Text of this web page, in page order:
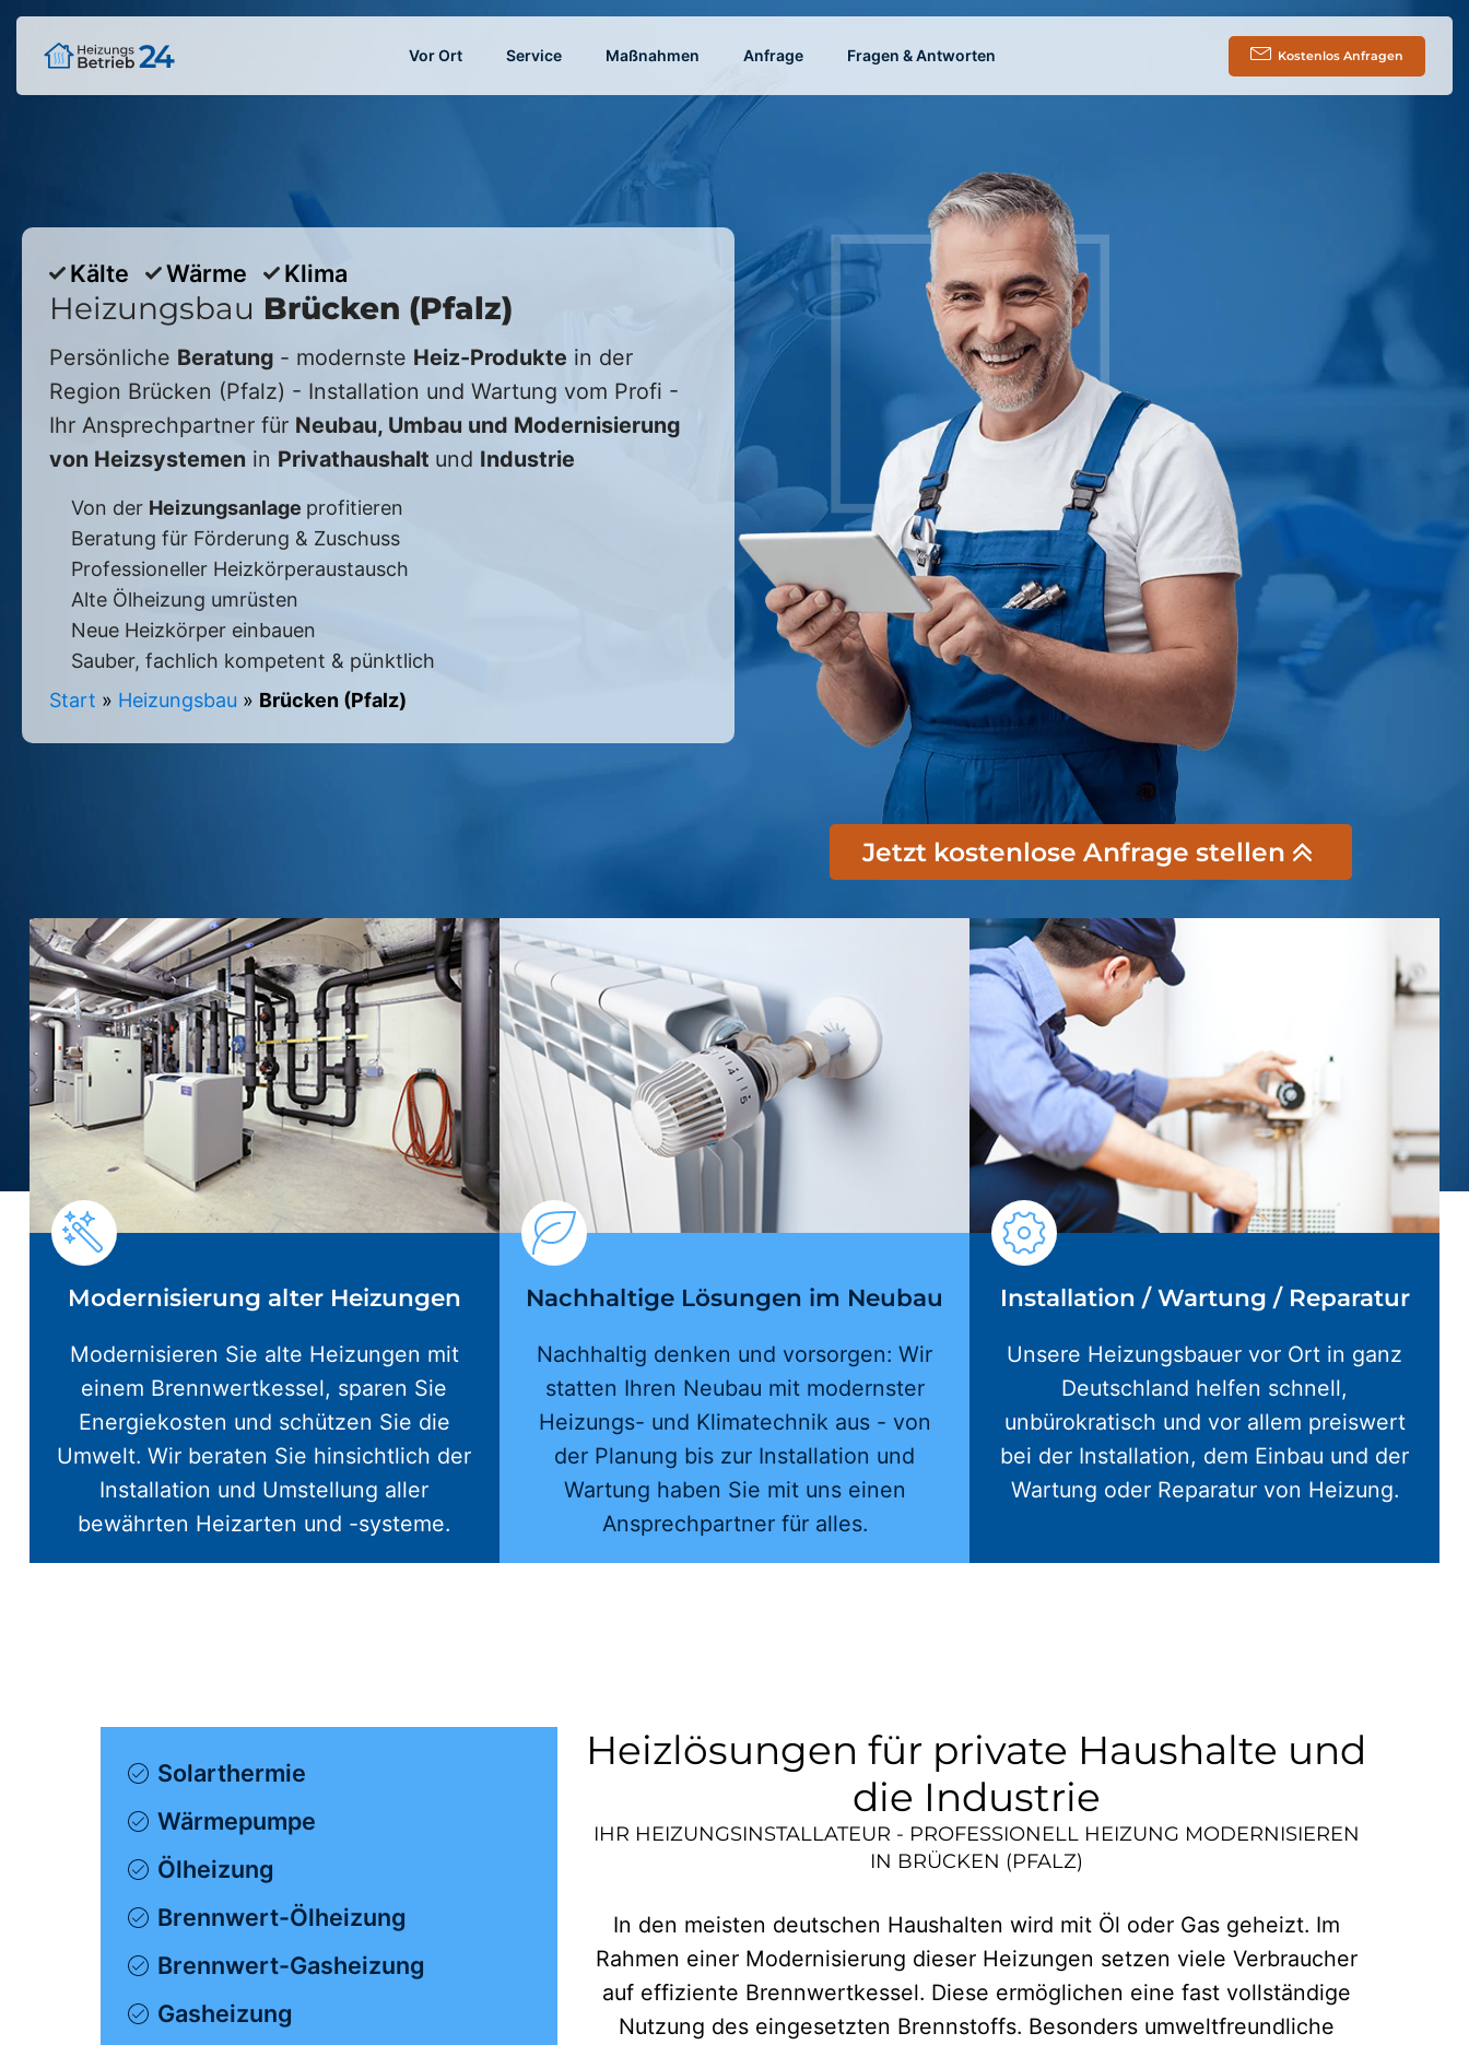
Vor Ort Service Maßnahmen Anfrage Fragen & Antworten Kostenlos Anfragen
Kälte Wärme Klima
Heizungsbau Brücken (Pfalz)
Persönliche Beratung - modernste Heiz-Produkte in der
Region Brücken (Pfalz) - Installation und Wartung vom Profi -
Ihr Ansprechpartner für Neubau, Umbau und Modernisierung
von Heizsystemen in Privathaushalt und Industrie
Von der Heizungsanlage profitieren
Beratung für Förderung & Zuschuss
Professioneller Heizkörperaustausch
Alte Ölheizung umrüsten
Neue Heizkörper einbauen
Sauber, fachlich kompetent & pünktlich
Start » Heizungsbau » Brücken (Pfalz)
Jetzt kostenlose Anfrage stellen
Modernisierung alter Heizungen
Modernisieren Sie alte Heizungen mit
einem Brennwertkessel, sparen Sie
Energiekosten und schützen Sie die
Umwelt. Wir beraten Sie hinsichtlich der
Installation und Umstellung aller
bewährten Heizarten und -systeme.
Nachhaltige Lösungen im Neubau
Nachhaltig denken und vorsorgen: Wir
statten Ihren Neubau mit modernster
Heizungs- und Klimatechnik aus - von
der Planung bis zur Installation und
Wartung haben Sie mit uns einen
Ansprechpartner für alles.
Installation / Wartung / Reparatur
Unsere Heizungsbauer vor Ort in ganz
Deutschland helfen schnell,
unbürokratisch und vor allem preiswert
bei der Installation, dem Einbau und der
Wartung oder Reparatur von Heizung.
Solarthermie
Wärmepumpe
Ölheizung
Brennwert-Ölheizung
Brennwert-Gasheizung
Gasheizung
Heizlösungen für private Haushalte und
die Industrie
IHR HEIZUNGSINSTALLATEUR - PROFESSIONELL HEIZUNG MODERNISIEREN
IN BRÜCKEN (PFALZ)
In den meisten deutschen Haushalten wird mit Öl oder Gas geheizt. Im
Rahmen einer Modernisierung dieser Heizungen setzen viele Verbraucher
auf effiziente Brennwertkessel. Diese ermöglichen eine fast vollständige
Nutzung des eingesetzten Brennstoffs. Besonders umweltfreundliche